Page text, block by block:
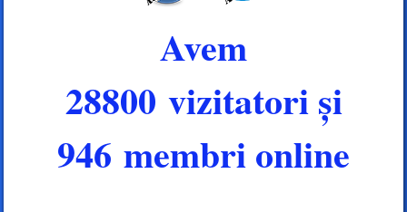
Avem
28800 vizitatori și
946 membri online